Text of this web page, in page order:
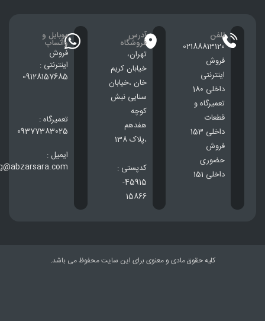
تلفن
02188813120
فروش
اینترنتی
داخلی 180
تعمیرگاه و
قطعات
داخلی 153
فروش
حضوری
داخلی 151
آدرس
فروشگاه
تهران،
خيابان كريم
خان ،خيابان
سنایی نبش
کوچه
هفدهم
،پلاک 138
کدپستی :
45915-
15866
موبایل و
واتساپ
فروش
اینترنتی :
09128157685
تعمیرگاه :
09377383025
ایمیل :
کلیه حقوق مادی و معنوی برای این سایت محفوظ می باشد.